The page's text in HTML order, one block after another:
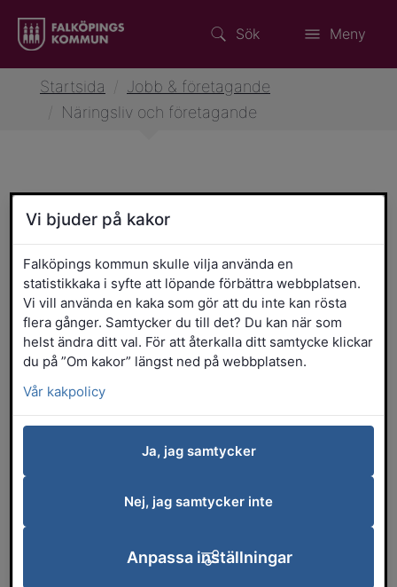
Sök Meny
Startsida
Jobb & företagande
Näringsliv och företagande
Näringsliv och företagande
Affärscoachning inom it, spel
och smart industri
Falköpings kommun stöttar
företag? Få hjälp och
Vi bjuder på kakor
Falköpings kommun skulle vilja använda en
statistikkaka i syfte att löpande förbättra webbplatsen.
Vi vill använda en kaka som gör att du inte kan rösta
flera gånger. Samtycker du till det? Du kan när som
helst ändra ditt val. För att återkalla ditt samtycke klickar
du på ”Om kakor” längst ned på webbplatsen.
Vår kakpolicy
Ja, jag samtycker
Nej, jag samtycker inte
Anpassa inställningar